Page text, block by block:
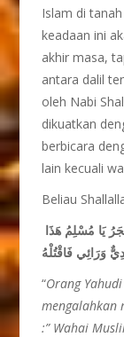
Islam di
keadaan ini
akhir masa,
antara dalil
oleh Nabi
dikuatkan
berbicara
lain kecuali
Beliau
يَا مُسْلِمُ هَذَا
وَرَائِي فَاقْتُلْهُ
“Orang
mengalahkan
:” Wahai